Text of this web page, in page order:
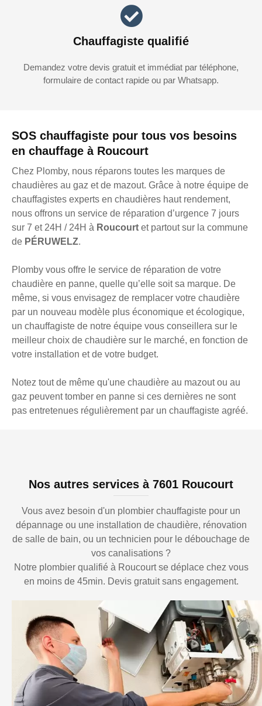
SOS chauffagiste pour tous vos besoins
en chauffage à Roucourt
Chez Plomby, nous réparons toutes les marques de
chaudières au gaz et de mazout. Grâce à notre équipe de
chauffagistes experts en chaudières haut rendement,
nous offrons un service de réparation d’urgence 7 jours
sur 7 et 24H / 24H à Roucourt et partout sur la commune
de PÉRUWELZ.
Plomby vous offre le service de réparation de votre
chaudière en panne, quelle qu’elle soit sa marque. De
même, si vous envisagez de remplacer votre chaudière
par un nouveau modèle plus économique et écologique,
un chauffagiste de notre équipe vous conseillera sur le
meilleur choix de chaudière sur le marché, en fonction de
votre installation et de votre budget.
Notez tout de même qu'une chaudière au mazout ou au
gaz peuvent tomber en panne si ces dernières ne sont
pas entretenues régulièrement par un chauffagiste agréé.
Chauffagiste qualifié
Demandez votre devis gratuit et immédiat par téléphone,
formulaire de contact rapide ou par Whatsapp.
Nos autres services à 7601 Roucourt
Vous avez besoin d'un plombier chauffagiste pour un
dépannage ou une installation de chaudière, rénovation
de salle de bain, ou un technicien pour le débouchage de
vos canalisations ?
Notre plombier qualifié à Roucourt se déplace chez vous
en moins de 45min. Devis gratuit sans engagement.